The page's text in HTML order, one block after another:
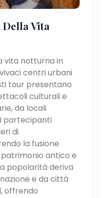
Vita
vita notturna in
centri urbani
tour presentano
culturali e
da locali
partecipanti
di
la fusione
antico e
popolarità deriva
e da città
offrendo